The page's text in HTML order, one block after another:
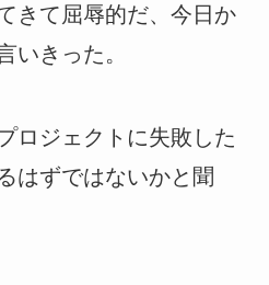
きて屈辱的だ、今日か
いきった。
ロジェクトに失敗した
はずではないかと聞